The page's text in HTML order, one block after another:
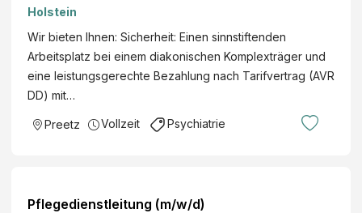
Holstein
Wir bieten Ihnen: Sicherheit: Einen sinnstiftenden
Arbeitsplatz bei einem diakonischen Komplexträger und
eine leistungsgerechte Bezahlung nach Tarifvertrag (AVR
DD) mit…
Preetz Vollzeit Psychiatrie
Pflegedienstleitung (m/w/d)